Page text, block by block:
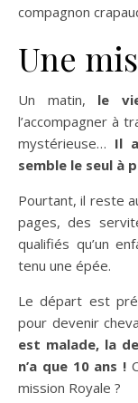
compagnon
Une
Un matin, le
l’accompagner à
mystérieuse… Il
semble le seul à
Pourtant, il reste
pages, des
qualifiés qu’un
tenu une épée.
Le départ est
pour devenir
est malade, la
n’a que 10 ans !
mission Royale ?